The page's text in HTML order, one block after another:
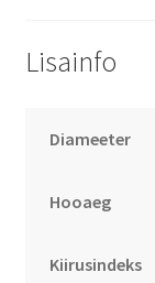
Lisainfo
Diameeter
Hooaeg
Kiirusindeks